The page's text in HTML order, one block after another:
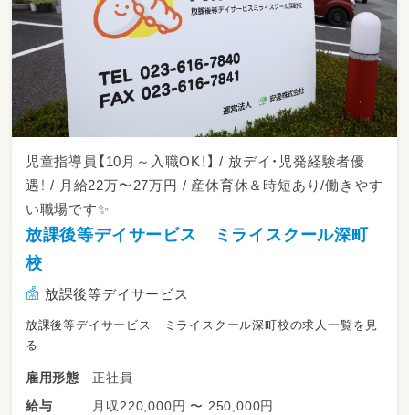
・1ヶ月単位の変形労働時間制を採用していま
す。詳細は面接の際にお問い合わせください。
・下記の一日の業務例はあくまで目安であり、業
務量によって多少前後します。
◆常勤の一日の業務（平日）◆ 一日2ケース（個
10:00 出勤
10:30～12:00 療育の準備・打ち合わせ
12:00～13:00 お昼休憩
14:00～ 送迎
児童指導員【10月～入職OK！】 / 放デイ・児発経験者優
遇！ / 月給22万〜27万円 / 産休育休＆時短あり/働きやす
い職場です✨
放課後等デイサービス ミライスクール深町
校
放課後等デイサービス
放課後等デイサービス ミライスクール深町校の求人一覧を見
る
雇用形態
正社員
給与
月収220,000円 〜 250,000円